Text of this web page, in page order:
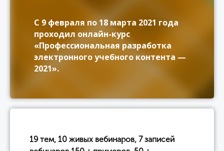
С 9 февраля по 18 марта 2021 года
проходил онлайн-курс
«Профессиональная разработка
электронного учебного контента —
2021».
19 тем, 10 живых вебинаров, 7 записей